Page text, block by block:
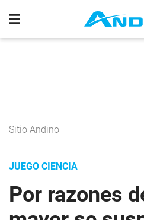
Sitio Andino
JUEGO CIENCIA
Por razones